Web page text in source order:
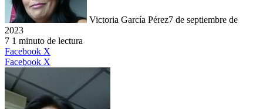
Victoria García Pérez7 de septiembre de
2023
7 1 minuto de lectura
Facebook X
Facebook X
electrónico